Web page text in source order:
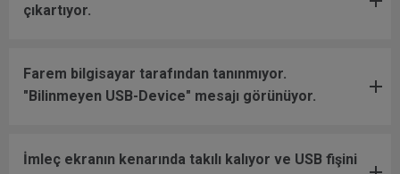
çıkartıyor.
Farem bilgisayar tarafından tanınmıyor.
"Bilinmeyen USB-Device" mesajı görünüyor.
İmleç ekranın kenarında takılı kalıyor ve USB fişini